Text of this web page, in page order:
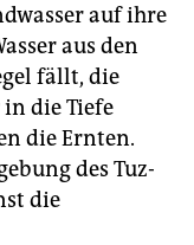
auf ihre
aus den
fällt, die
die Tiefe
die Ernten.
des Tuz-
die